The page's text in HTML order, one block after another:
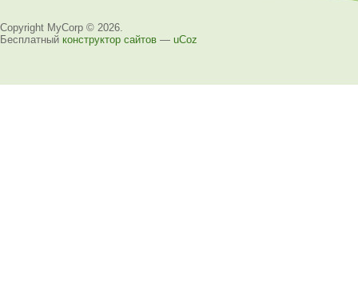
Copyright MyCorp © 2026
Бесплатный конструктор сайтов — uCoz